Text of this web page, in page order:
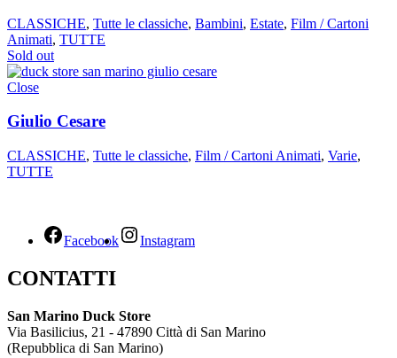
CLASSICHE, Tutte le classiche, Bambini, Estate, Film / Cartoni
Animati, TUTTE
Sold out
Close
Giulio Cesare
CLASSICHE, Tutte le classiche, Film / Cartoni Animati, Varie,
TUTTE
Facebook Instagram
CONTATTI
San Marino Duck Store
Via Basilicius, 21 - 47890 Città di San Marino
(Repubblica di San Marino)